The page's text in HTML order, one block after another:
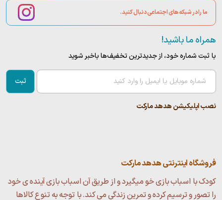
ما را در شبکه های اجتماعی دنبال کنید.
همراه ما باشید!
با ثبت شماره خود، از جدید‌ترین تخفیف‌ها با‌خبر شوید
ثبت
نصب اپلیکیشن هدهد مارکت
فروشگاه اینترنتی هدهد مارکت
کودک با اسباب بازی خو میگیرد و از طریق آن اسباب بازی آینده ی خود
را تصور و ترسیم کرده و تمرین زندگی می کند. با توجه به تنوع کالاها